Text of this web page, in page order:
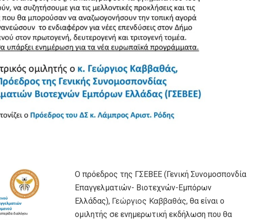
Ο πρόεδρος της ΓΣΕΒΕΕ (Γενική Συνομοσπονδία
Επαγγελματιών- Βιοτεχνών-Εμπόρων
Ελλάδας), Γεώργιος Καββαθάς, θα είναι ο
ομιλητής σε ενημερωτική εκδήλωση που θα